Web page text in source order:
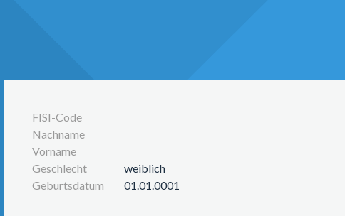
FISI-Code
Nachname
Vorname
Geschlecht
weiblich
Geburtsdatum
01.01.0001